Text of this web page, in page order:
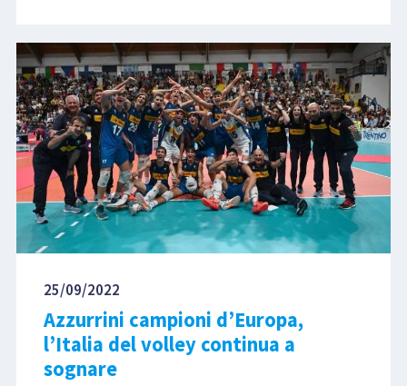
25/09/2022
Azzurrini campioni d’Europa,
l’Italia del volley continua a
sognare